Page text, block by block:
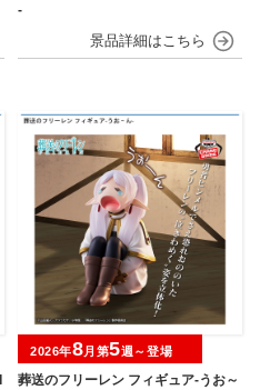
-
葬送のフリーレン フィギュア-うお～
2026年8月第5週～登場